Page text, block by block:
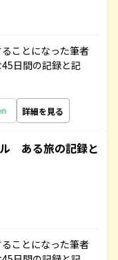
ことになった筆者
日間の記録と記
詳細を見る
ある旅の記録と
ことになった筆者